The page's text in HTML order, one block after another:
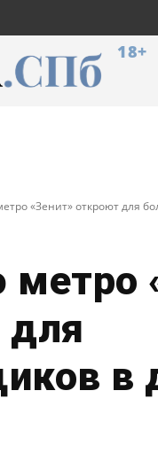
18+
«Зенит» откроют для
для
в